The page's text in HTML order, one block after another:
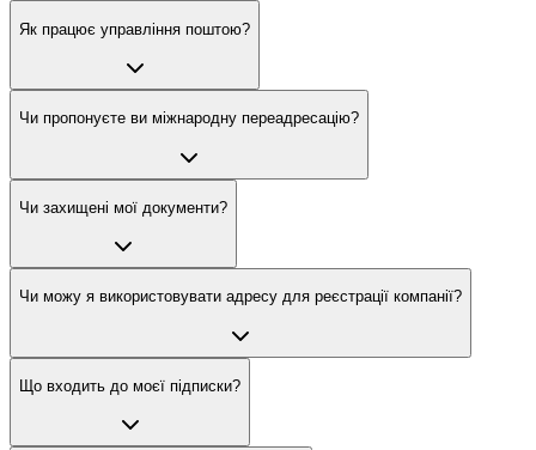
Як працює управління поштою?
Чи пропонуєте ви міжнародну переадресацію?
Чи захищені мої документи?
Чи можу я використовувати адресу для реєстрації компанії?
Що входить до моєї підписки?